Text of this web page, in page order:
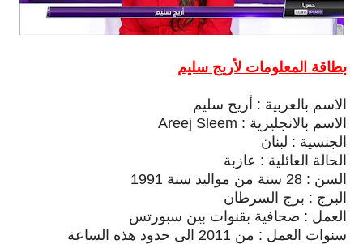
بطاقة المعلومات لأريج سليم
الاسم بالعربية : أريج سليم
الاسم بالانجليزية : Areej Sleem
الجنسية : لبنان
الحالة العائلية : عازبة
السن : 28 سنة من مواليد سنة 1991
البرج : برج السرطان
العمل : صحافية بقنوات بين سبورتس
سنوات العمل : من 2011 الى حدود هذه الساعة